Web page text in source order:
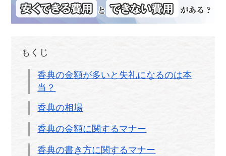
もくじ
香典の金額が多いと失礼になるのは本
当？
香典の相場
香典の金額に関するマナー
香典の書き方に関するマナー